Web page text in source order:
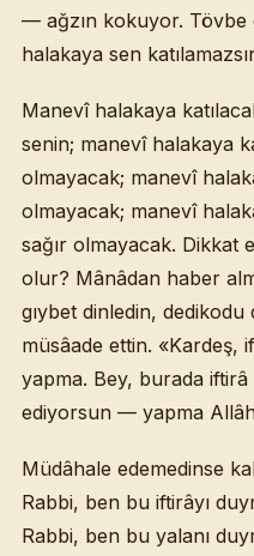
— ağzın kokuyor. Tövbe
halakaya sen
Manevî halakaya
senin; manevî halakaya
olmayacak; manevî
olmayacak; manevî
sağır olmayacak. Dikkat
olur? Mânâdan haber
gıybet dinledin,
müsâade ettin. «Kardeş,
yapma. Bey, burada
ediyorsun — yapma Allâh
Müdâhale edemedinse
Rabbi, ben bu iftirâyı
Rabbi, ben bu yalanı